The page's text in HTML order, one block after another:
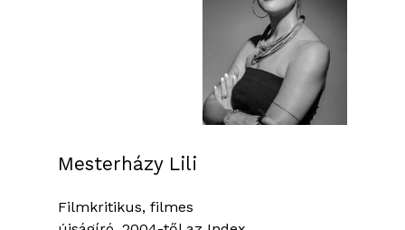
Mesterházy Lili
Filmkritikus, filmes